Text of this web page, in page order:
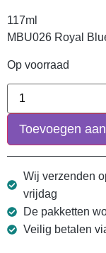
117ml
MBU026 Royal
Op voorraad
Toevoegen
Wij verzenden
vrijdag
De pakketten
Veilig betalen